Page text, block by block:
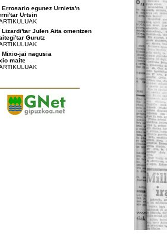
Errosario egunez Urnieta'n
Urtsin
Lizardi'tar Julen Aita omentzen
Gurutz
Mixio-jai nagusia
maite